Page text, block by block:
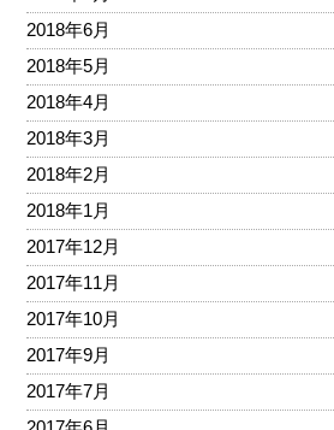
2018年6月
2018年5月
2018年4月
2018年3月
2018年2月
2018年1月
2017年12月
2017年11月
2017年10月
2017年9月
2017年7月